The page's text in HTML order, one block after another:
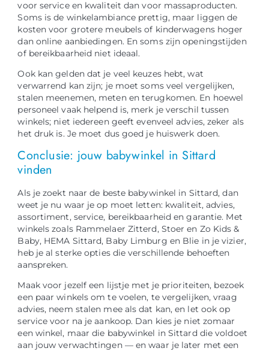
voor service en kwaliteit dan voor massaproducten.
Soms is de winkelambiance prettig, maar liggen de
kosten voor grotere meubels of kinderwagens hoger
dan online aanbiedingen. En soms zijn openingstijden
of bereikbaarheid niet ideaal.
Ook kan gelden dat je veel keuzes hebt, wat
verwarrend kan zijn; je moet soms veel vergelijken,
stalen meenemen, meten en terugkomen. En hoewel
personeel vaak helpend is, merk je verschil tussen
winkels; niet iedereen geeft evenveel advies, zeker als
het druk is. Je moet dus goed je huiswerk doen.
Conclusie: jouw babywinkel in Sittard
vinden
Als je zoekt naar de beste babywinkel in Sittard, dan
weet je nu waar je op moet letten: kwaliteit, advies,
assortiment, service, bereikbaarheid en garantie. Met
winkels zoals Rammelaer Zitterd, Stoer en Zo Kids &
Baby, HEMA Sittard, Baby Limburg en Blie in je vizier,
heb je al sterke opties die verschillende behoeften
aanspreken.
Maak voor jezelf een lijstje met je prioriteiten, bezoek
een paar winkels om te voelen, te vergelijken, vraag
advies, neem stalen mee als dat kan, en let ook op
service voor na je aankoop. Dan kies je niet zomaar
een winkel, maar die babywinkel in Sittard die voldoet
aan jouw verwachtingen — en waar je later met een